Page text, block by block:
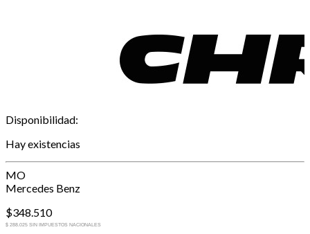
Disponibilidad:
Hay existencias
MO
Mercedes Benz
$348.510
$ 288.025 SIN IMPUESTOS NACIONALES